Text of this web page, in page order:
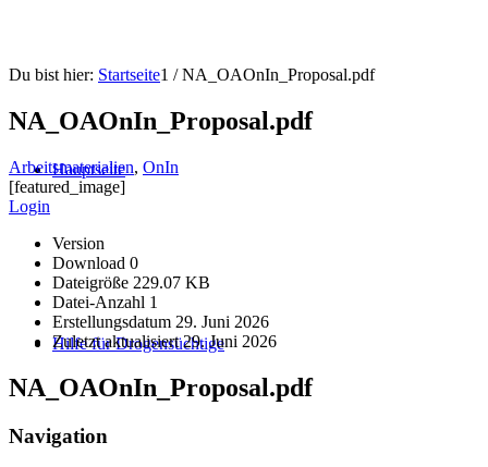
Hauptseite
Hilfe für Drogensüchtige
Du bist hier: Startseite1 / NA_OAOnIn_Proposal.pdf
NA_OAOnIn_Proposal.pdf
Arbeitsmaterialien, OnIn
[featured_image]
Login
Version
Download 0
Dateigröße 229.07 KB
Datei-Anzahl 1
Erstellungsdatum 29. Juni 2026
Zuletzt aktualisiert29. Juni 2026
NA_OAOnIn_Proposal.pdf
Navigation